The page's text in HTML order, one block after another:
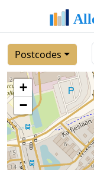
Postcodes
+
−